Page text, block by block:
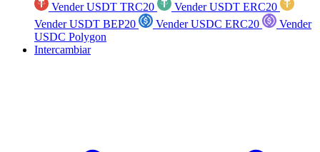
Vender USDT TRC20
Vender USDT ERC20
Vender USDT BEP20
Vender USDC ERC20
Vender
USDC Polygon
Intercambiar